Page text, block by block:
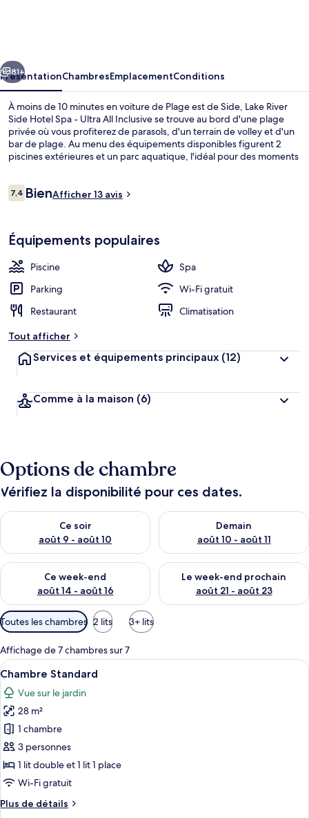
Spa
-
Ultra
All
Inclusive
Suivant
81+
PrésentationChambresEmplacementConditions
À moins de 10 minutes en voiture de Plage est de Side, Lake River
Side Hotel Spa - Ultra All Inclusive se trouve au bord d'une plage
privée où vous profiterez de parasols, d'un terrain de volley et d'un
bar de plage. Au menu des équipements disponibles figurent 2
piscines extérieures et un parc aquatique, l'idéal pour des moments
soins du visage et un service de manucure et pédicure.
déjeuner, le déjeuner et le dîner. Cet hébergement de luxe abrite
en outre 3 bars/lounges, une piscine couverte et une discothèque.
Avis
voyageurs
7,47,4 sur 10
BienAfficher 13 avis
Équipements populaires
Piscine
Spa
Parking
Wi-Fi gratuit
Restaurant
Climatisation
Tout afficher
Services et équipements principaux (12)
Comme à la maison (6)
Options de chambre
Vérifiez la disponibilité pour ces dates.
Ce soir
août 9 - août 10
Vérifier la disponibilité pour ce soir août 9 - août 10
Demain
août 10 - août 11
Vérifier la disponibilité pour
Ce week-end
août 14 - août 16
Vérifier la disponibilité pour ce week-end août 14 - août 16
Le week-end prochain
août 21 - août 23
Vérifier la disponibilité pour
Filtres
disponibles
pour
les
chambres
Toutes les chambres 2 lits 3+ lits
Affichage de 7 chambres sur 7
Afficher
toutes
les
photos
pour
ce
type
de
chambre :
Chambre
Une chambre d’hôtel comprenant
13
Chambre Standard
Vue sur le jardin
28 m²
1 chambre
3 personnes
1 lit double et 1 lit 1 place
Wi-Fi gratuit
Plus de détails
Plus